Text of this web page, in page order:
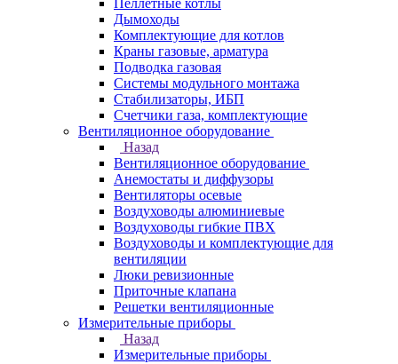
Пеллетные котлы
Дымоходы
Комплектующие для котлов
Краны газовые, арматура
Подводка газовая
Системы модульного монтажа
Стабилизаторы, ИБП
Счетчики газа, комплектующие
Вентиляционное оборудование
Назад
Вентиляционное оборудование
Анемостаты и диффузоры
Вентиляторы осевые
Воздуховоды алюминиевые
Воздуховоды гибкие ПВХ
Воздуховоды и комплектующие для
вентиляции
Люки ревизионные
Приточные клапана
Решетки вентиляционные
Измерительные приборы
Назад
Измерительные приборы